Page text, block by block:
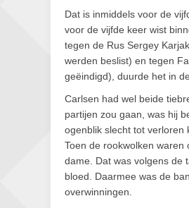
Dat is inmiddels voor de
voor de vijfde keer wist
tegen de Rus Sergey
werden beslist) en tegen
geëindigd), duurde het in
Carlsen had wel beide
partijen zou gaan, was hij
ogenblik slecht tot verloren
Toen de rookwolken
dame. Dat was volgens de
bloed. Daarmee was de
overwinningen.